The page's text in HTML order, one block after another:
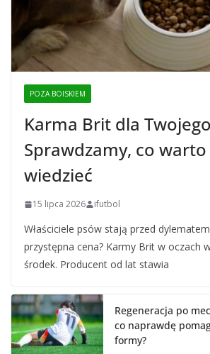
POZA BOISKIEM
Karma Brit dla
Sprawdzamy, co
wiedzieć
15 lipca 2026 ifutbol
Właściciele psów stają przed
przystępna cena? Karmy Brit w oczach
środek. Producent od lat stawia
Regeneracja po
co naprawdę
formy?